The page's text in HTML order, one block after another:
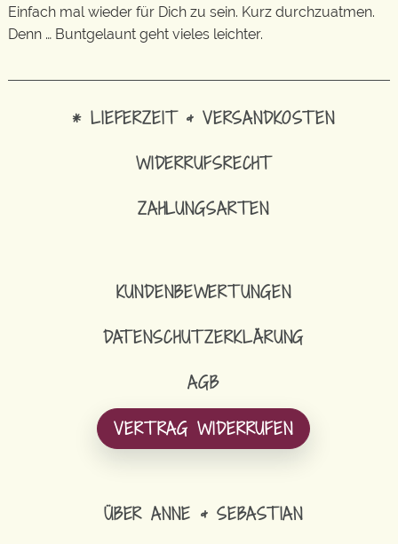
Einfach mal wieder für Dich zu sein. Kurz durchzuatmen.
Denn … Buntgelaunt geht vieles leichter.
* LIEFERZEIT & VERSANDKOSTEN
WIDERRUFSRECHT
ZAHLUNGSARTEN
KUNDENBEWERTUNGEN
DATENSCHUTZERKLÄRUNG
AGB
VERTRAG WIDERRUFEN
ÜBER ANNE & SEBASTIAN